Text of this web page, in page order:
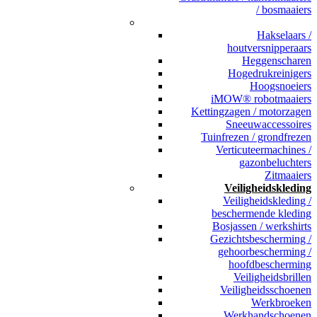
/ bosmaaiers
Hakselaars /
houtversnipperaars
Heggenscharen
Hogedrukreinigers
Hoogsnoeiers
iMOW® robotmaaiers
Kettingzagen / motorzagen
Sneeuwaccessoires
Tuinfrezen / grondfrezen
Verticuteermachines /
gazonbeluchters
Zitmaaiers
Veiligheidskleding
Veiligheidskleding /
beschermende kleding
Bosjassen / werkshirts
Gezichtsbescherming /
gehoorbescherming /
hoofdbescherming
Veiligheidsbrillen
Veiligheidsschoenen
Werkbroeken